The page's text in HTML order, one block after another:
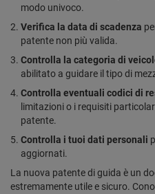
modo univoco.
Verifica la data di scadenza
patente non più valida.
Controlla la categoria di
abilitato a guidare il tipo di
Controlla eventuali codici di
limitazioni o i requisiti
patente.
Controlla i tuoi dati personali
aggiornati.
La nuova patente di guida è un
estremamente utile e sicuro.